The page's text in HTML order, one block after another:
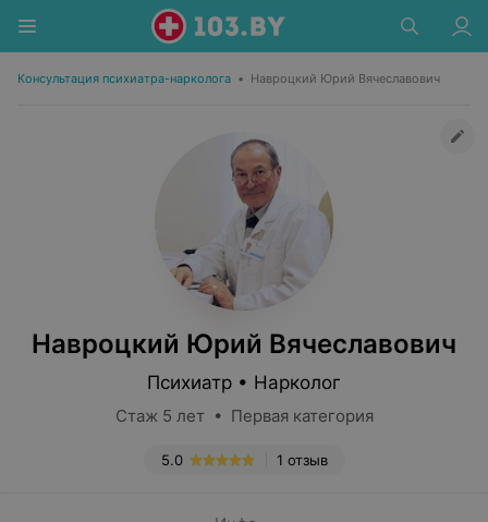
Консультация психиатра-нарколога • Навроцкий Юрий Вячеславович
Навроцкий Юрий Вячеславович
Психиатр • Нарколог
Стаж 5 лет • Первая категория
1 отзыв
5.0